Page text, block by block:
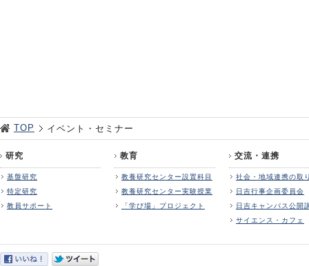
TOP イベント・セミナー
研究
基盤研究
特定研究
教員サポート
教育
教養研究センター設置科目
教養研究センター実験授業
「学び場」プロジェクト
交流・連携
社会・地域連携の取
日吉行事企画委員会
日吉キャンパス公開
サイエンス・カフェ